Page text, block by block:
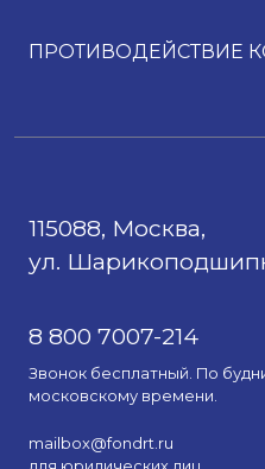
ПРОТИВОДЕЙСТВИЕ
115088, Москва,
ул.
8 800 7007-214
Звонок бесплатный. По
московскому времени.
mailbox@fondrt.ru